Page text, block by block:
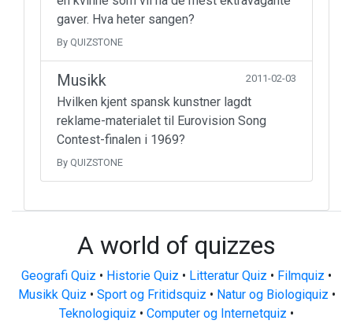
gaver. Hva heter sangen?
By QUIZSTONE
Musikk 2011-02-03
Hvilken kjent spansk kunstner lagdt
reklame-materialet til Eurovision Song
Contest-finalen i 1969?
By QUIZSTONE
A world of quizzes
Geografi Quiz • Historie Quiz • Litteratur Quiz • Filmquiz •
Musikk Quiz • Sport og Fritidsquiz • Natur og Biologiquiz •
Teknologiquiz • Computer og Internetquiz •